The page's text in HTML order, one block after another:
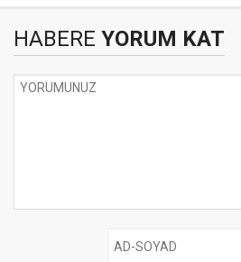
HABERE YORUM KAT